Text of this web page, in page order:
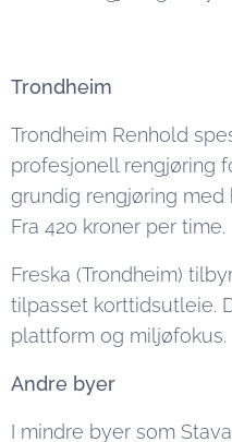
Trondheim
Trondheim Renhold
profesjonell rengjøring
grundig rengjøring med
Fra 420 kroner per time.
Freska (Trondheim)
tilpasset korttidsutleie.
plattform og miljøfokus.
Andre byer
I mindre byer som